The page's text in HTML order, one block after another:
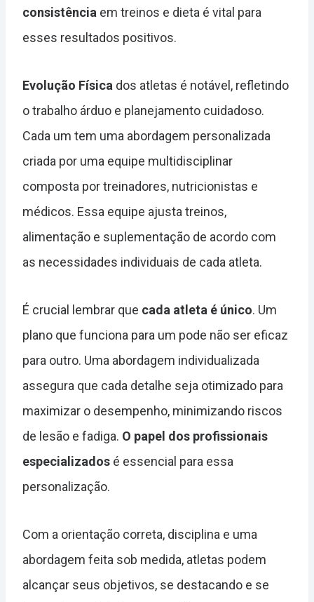
consistência em treinos e dieta é vital para
esses resultados positivos.
Evolução Física dos atletas é notável, refletindo
o trabalho árduo e planejamento cuidadoso.
Cada um tem uma abordagem personalizada
criada por uma equipe multidisciplinar
composta por treinadores, nutricionistas e
médicos. Essa equipe ajusta treinos,
alimentação e suplementação de acordo com
as necessidades individuais de cada atleta.
É crucial lembrar que cada atleta é único. Um
plano que funciona para um pode não ser eficaz
para outro. Uma abordagem individualizada
assegura que cada detalhe seja otimizado para
maximizar o desempenho, minimizando riscos
de lesão e fadiga. O papel dos profissionais
especializados é essencial para essa
personalização.
Com a orientação correta, disciplina e uma
abordagem feita sob medida, atletas podem
alcançar seus objetivos, se destacando e se